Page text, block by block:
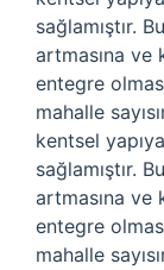
sağlamıştır.
artmasına ve
entegre
mahalle
kentsel
sağlamıştır.
artmasına ve
entegre
mahalle